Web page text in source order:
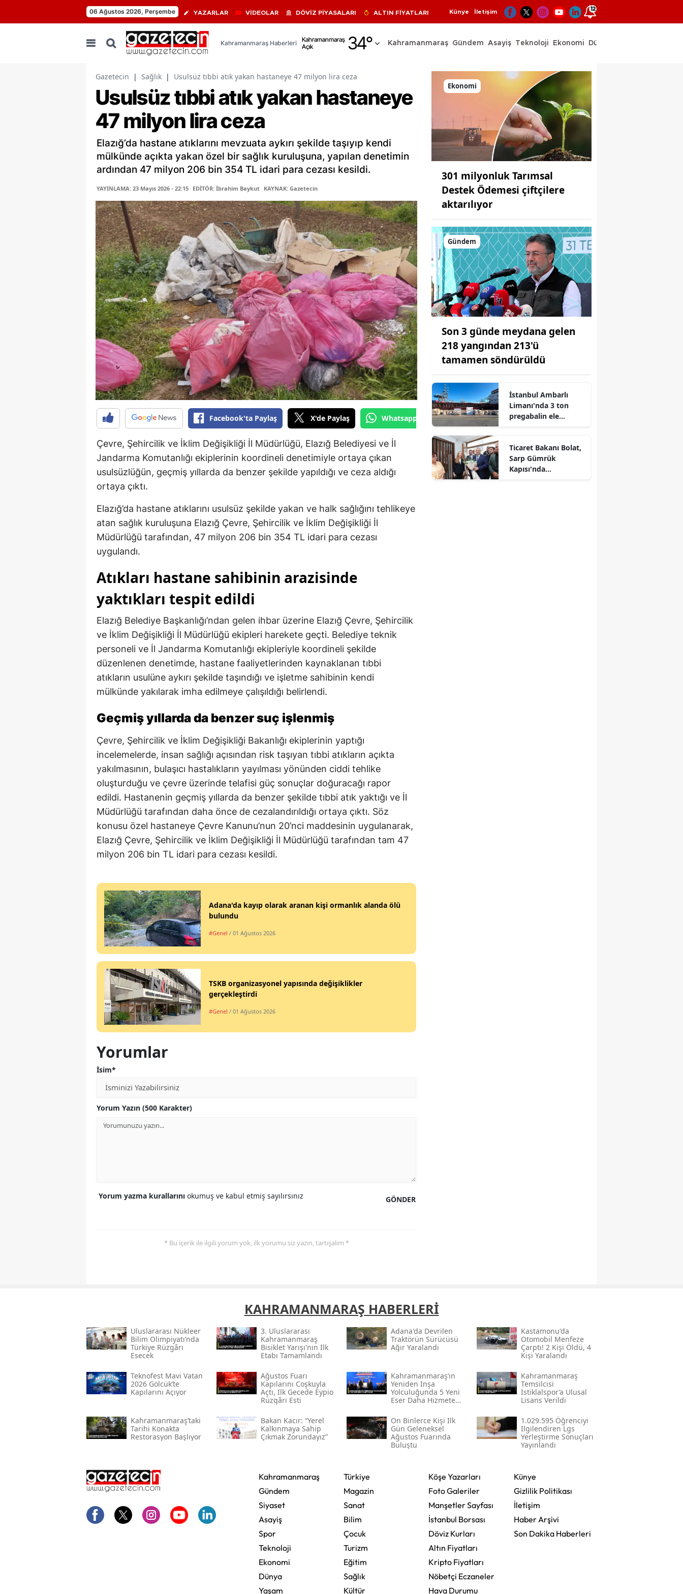
06 Ağustos 2026, Perşembe YAZARLAR VİDEOLAR DÖVİZ PİYASALARI ALTIN FİYATLARI Künye İletişim 12
Kahramanmaraş Haberleri
Kahramanmaraş
Açık
34°
Adıyaman
Afyonkarahisar
Ağrı
Antalya
Artvin
Balıkesir
Bilecik
Bingöl
Bitlis
Bolu
Burdur
Bursa
Çanakkale
Çankırı
Denizli
Diyarbakır
Edirne
Erzincan
Erzurum
Gaziantep
Hakkari
Hatay
Isparta
Mersin
İstanbul
İzmir
Kars
Kastamonu
Kayseri
Kırklareli
Kırşehir
Konya
Kütahya
Mardin
Muş
Tekirdağ
Uşak
Yozgat
Aksaray
Kahramanmaraş Gündem Asayiş Teknoloji Ekonomi Dünya
Gazetecin | Sağlık | Usulsüz tıbbi atık yakan hastaneye 47 milyon lira ceza
Usulsüz tıbbi atık yakan hastaneye
47 milyon lira ceza
Elazığ’da hastane atıklarını mevzuata aykırı şekilde taşıyıp kendi
mülkünde açıkta yakan özel bir sağlık kuruluşuna, yapılan denetimin
ardından 47 milyon 206 bin 354 TL idari para cezası kesildi.
YAYINLAMA: 23 Mayıs 2026 - 22:15 EDİTÖR: İbrahim Baykut KAYNAK: Gazetecin
Facebook'ta Paylaş X'de Paylaş Whatsapp'tan Gönder
Çevre, Şehircilik ve İklim Değişikliği İl Müdürlüğü, Elazığ Belediyesi ve İl
Jandarma Komutanlığı ekiplerinin koordineli denetimiyle ortaya çıkan
usulsüzlüğün, geçmiş yıllarda da benzer şekilde yapıldığı ve ceza aldığı
ortaya çıktı.
Elazığ’da hastane atıklarını usulsüz şekilde yakan ve halk sağlığını tehlikeye
atan sağlık kuruluşuna Elazığ Çevre, Şehircilik ve İklim Değişikliği İl
Müdürlüğü tarafından, 47 milyon 206 bin 354 TL idari para cezası
uygulandı.
Atıkları hastane sahibinin arazisinde
yaktıkları tespit edildi
Elazığ Belediye Başkanlığı’ndan gelen ihbar üzerine Elazığ Çevre, Şehircilik
ve İklim Değişikliği İl Müdürlüğü ekipleri harekete geçti. Belediye teknik
personeli ve İl Jandarma Komutanlığı ekipleriyle koordineli şekilde
düzenlenen denetimde, hastane faaliyetlerinden kaynaklanan tıbbi
atıkların usulüne aykırı şekilde taşındığı ve işletme sahibinin kendi
mülkünde yakılarak imha edilmeye çalışıldığı belirlendi.
Geçmiş yıllarda da benzer suç işlenmiş
Çevre, Şehircilik ve İklim Değişikliği Bakanlığı ekiplerinin yaptığı
incelemelerde, insan sağlığı açısından risk taşıyan tıbbi atıkların açıkta
yakılmasının, bulaşıcı hastalıkların yayılması yönünden ciddi tehlike
oluşturduğu ve çevre üzerinde telafisi güç sonuçlar doğuracağı rapor
edildi. Hastanenin geçmiş yıllarda da benzer şekilde tıbbi atık yaktığı ve İl
Müdürlüğü tarafından daha önce de cezalandırıldığı ortaya çıktı. Söz
konusu özel hastaneye Çevre Kanunu’nun 20’nci maddesinin uygulanarak,
Elazığ Çevre, Şehircilik ve İklim Değişikliği İl Müdürlüğü tarafından tam 47
milyon 206 bin TL idari para cezası kesildi.
Adana'da kayıp olarak aranan kişi ormanlık alanda ölü
bulundu
#Genel / 01 Ağustos 2026
TSKB organizasyonel yapısında değişiklikler
gerçekleştirdi
#Genel / 01 Ağustos 2026
Yorumlar
İsim*
Yorum Yazın (500 Karakter)
GÖNDER
Yorum yazma kurallarını okumuş ve kabul etmiş sayılırsınız
* Bu içerik ile ilgili yorum yok, ilk yorumu siz yazın, tartışalım *
Ekonomi
301 milyonluk Tarımsal
Destek Ödemesi çiftçilere
aktarılıyor
Gündem
Son 3 günde meydana gelen
218 yangından 213'ü
tamamen söndürüldü
İstanbul Ambarlı
Limanı'nda 3 ton
pregabalin ele
Ticaret Bakanı Bolat,
Sarp Gümrük
Kapısı'nda
KAHRAMANMARAŞ HABERLERİ
Uluslararası Nükleer
Bilim Olimpiyatı’nda
Türkiye Rüzgârı
Esecek
3. Uluslararası
Kahramanmaraş
Bisiklet Yarışı'nın Ilk
Etabı Tamamlandı
Adana'da Devrilen
Traktörün Sürücüsü
Ağır Yaralandı
Kastamonu'da
Otomobil Menfeze
Çarptı! 2 Kişi Öldü, 4
Kişi Yaralandı
Teknofest Mavi Vatan
2026 Gölcük’te
Kapılarını Açıyor
Ağustos Fuarı
Kapılarını Coşkuyla
Açtı, Ilk Gecede Eypio
Rüzgârı Esti
Kahramanmaraş’ın
Yeniden Inşa
Yolculuğunda 5 Yeni
Eser Daha Hizmete
Kahramanmaraş
Temsilcisi
İstiklalspor’a Ulusal
Lisans Verildi
Kahramanmaraş’taki
Tarihi Konakta
Restorasyon Başlıyor
Bakan Kacır: “yerel
Kalkınmaya Sahip
Çıkmak Zorundayız”
On Binlerce Kişi Ilk
Gün Geleneksel
Ağustos Fuarında
Buluştu
1.029.595 Öğrenciyi
Ilgilendiren Lgs
Yerleştirme Sonuçları
Yayınlandı
Kahramanmaraş
Gündem
Siyaset
Asayiş
Spor
Teknoloji
Ekonomi
Dünya
Yaşam
Türkiye
Magazin
Sanat
Bilim
Çocuk
Turizm
Eğitim
Sağlık
Kültür
Köşe Yazarları
Foto Galeriler
Manşetler Sayfası
İstanbul Borsası
Döviz Kurları
Altın Fiyatları
Kripto Fiyatları
Nöbetçi Eczaneler
Hava Durumu
Künye
Gizlilik Politikası
İletişim
Haber Arşivi
Son Dakika Haberleri